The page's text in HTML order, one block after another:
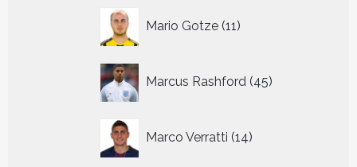
Mario Gotze 11
producten
Marcus Rashford 45
producten
Marco Verratti 14
producten